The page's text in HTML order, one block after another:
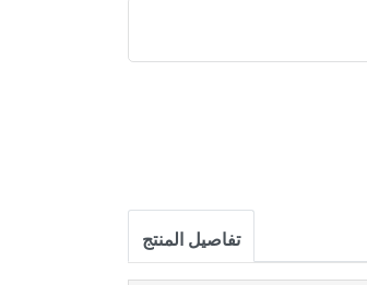
تفاصيل المنتج